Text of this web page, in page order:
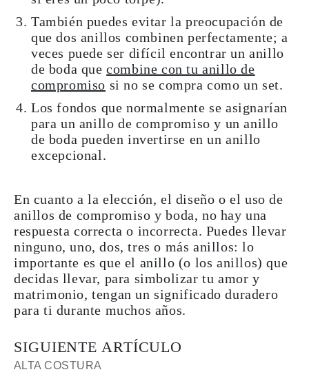
También puedes evitar la preocupación de
que dos anillos combinen perfectamente; a
veces puede ser difícil encontrar un anillo
de boda quecombine con tu anillo de
compromiso si no se compra como un set.
Los fondos que normalmente se asignarían
para un anillo de compromiso y un anillo
de boda pueden invertirse en un anillo
excepcional.
En cuanto a la elección, el diseño o el uso de
anillos de compromiso y boda, no hay una
respuesta correcta o incorrecta. Puedes llevar
ninguno, uno, dos, tres o más anillos: lo
importante es que el anillo (o los anillos) que
decidas llevar, para simbolizar tu amor y
matrimonio, tengan un significado duradero
para ti durante muchos años.
SIGUIENTE ARTÍCULO
ALTA COSTURA